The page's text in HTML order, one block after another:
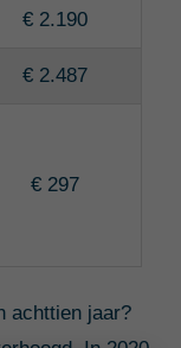
€ 2.190
€ 2.487
€ 297
achttien jaar?